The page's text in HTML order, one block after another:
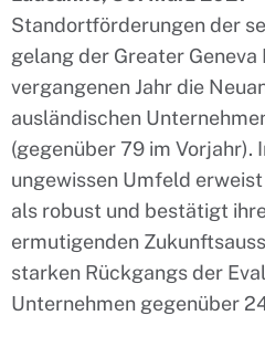
Standortförderungen der
gelang der Greater Geneva
vergangenen Jahr die
ausländischen
(gegenüber 79 im Vorjahr).
ungewissen Umfeld
als robust und bestätigt
ermutigenden
starken Rückgangs der
Unternehmen gegenüber